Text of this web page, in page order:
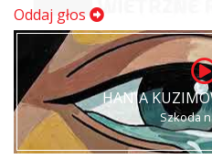
Oddaj głos
HANIA
Szkoda